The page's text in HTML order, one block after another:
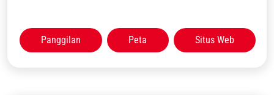
Panggilan Peta Situs Web